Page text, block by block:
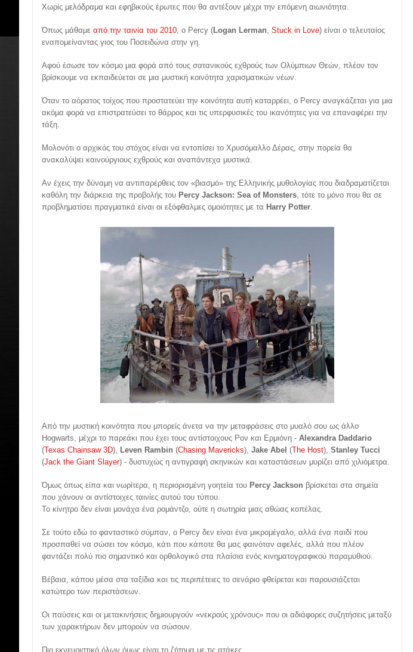
Χωρίς μελόδραμα και εφηβικούς έρωτες που θα αντέξουν μέχρι την επόμενη αιωνιότητα.
Όπως μάθαμε από την ταινία του 2010 , ο Percy ( Logan Lerman Stuck in Love) είναι ο τελευταίος
εναπομείναντας γιος του Ποσειδώνα στην γη.
Αφού έσωσε τον κόσμο μια φορά από τους σατανικούς εχθρούς των Ολύμπιων Θεών, πλέον τον
βρίσκουμε να εκπαιδεύεται σε μια μυστική κοινότητα χαρισματικών νέων.
Όταν το αόρατος τοίχος που προστατεύει την κοινότητα αυτή καταρρέει, ο Percy αναγκάζεται για μια
ακόμα φορά να επιστρατεύσει το θάρρος και τις υπερφυσικές του ικανότητες για να επαναφέρει την
τάξη.
Μολονότι ο αρχικός του στόχος είναι να εντοπίσει το Χρυσόμαλλο Δέρας, στην πορεία θα
ανακαλύψει καινούργιους εχθρούς και αναπάντεχα μυστικά.
Αν έχεις την δύναμη να αντιπαρέρθεις τον «βιασμό» της Ελληνικής μυθολογίας που διαδραματίζεται
καθόλη την διάρκεια της προβολής του Percy Jackson: Sea of Monsters , τότε το μόνο που θα σε
προβληματίσει πραγματικά είναι οι εξόφθαλμες ομοιότητες με τα Harry Potter
Από την μυστική κοινότητα που μπορείς άνετα να την μεταφράσεις στο μυαλό σου ως άλλο
Hogwarts, μέχρι το παρεάκι που έχει τους αντίστοιχους Ρον και Ερμιόνη - Alexandra Daddario
(Texas Chainsaw 3D), Leven Rambin (Chasing Mavericks), Jake Abel (The Host), Stanley Tucci
(Jack the Giant Slayer) - δυστυχώς η αντιγραφή σκηνικών και καταστάσεων μυρίζει από χιλιόμετρα.
Όμως όπως είπα και νωρίτερα, η περιορισμένη γοητεία του Percy Jackson βρίσκεται στα σημεία
που χάνουν οι αντίστοιχες ταινίες αυτού του τύπου.
Το κίνητρο δεν είναι μονάχα ένα ρομάντζο, ούτε η σωτηρία μιας αθώας κοπέλας.
Σε τούτο εδώ το φανταστικό σύμπαν, ο Percy δεν είναι ένα μικρομέγαλο, αλλά ένα παιδί που
προσπαθεί να σώσει τον κόσμο, κάτι που κάποτε θα μας φαινόταν αφελές, αλλά που πλέον
φαντάζει πολύ πιο σημαντικό και ορθολογικό στα πλαίσια ενός κινηματογραφικού παραμυθιού.
Βέβαια, κάπου μέσα στα ταξίδια και τις περιπέτειες το σενάριο φθείρεται και παρουσιάζεται
κατώτερο των περιστάσεων.
Οι παύσεις και οι μετακινήσεις δημιουργούν «νεκρούς χρόνους» που οι αδιάφορες συζητήσεις μεταξύ
των χαρακτήρων δεν μπορούν να σώσουν.
Πιο εκνευριστικό όλων όμως είναι το ζήτημα με τις ατάκες.